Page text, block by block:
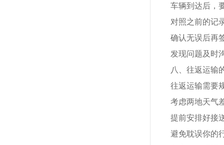
车辆到达后，
对照之前的记
确认无误后再
发现问题及时
八、往返运输
往返运输需要
考虑两地天气
提前安排好接
避免耽误你的